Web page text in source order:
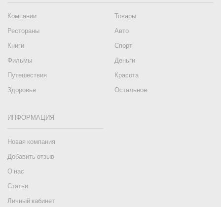
Компании
Товары
Рестораны
Авто
Книги
Спорт
Фильмы
Деньги
Путешествия
Красота
Здоровье
Остальное
ИНФОРМАЦИЯ
Новая компания
Добавить отзыв
О нас
Статьи
Личный кабинет